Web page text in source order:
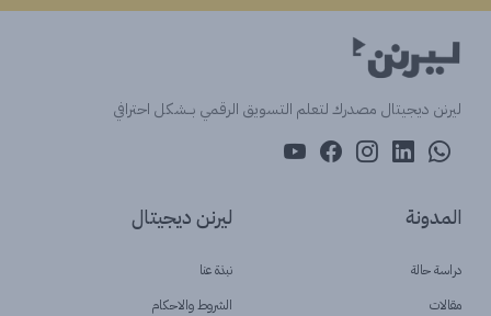
ليرنن ديجيتال مصدرك لتعلم التسويق الرقمي بــشكل احترافي
المدونة
دراسة حالة
مقالات
ليرنن ديجيتال
نبذة عنا
الشروط والاحكام